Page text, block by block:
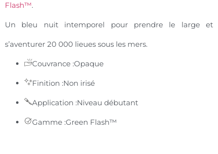
Flash™.
Un bleu nuit intemporel pour prendre le large et
s’aventurer 20 000 lieues sous les mers.
Couvrance :Opaque
Finition :Non irisé
Application :Niveau débutant
Gamme :Green Flash™